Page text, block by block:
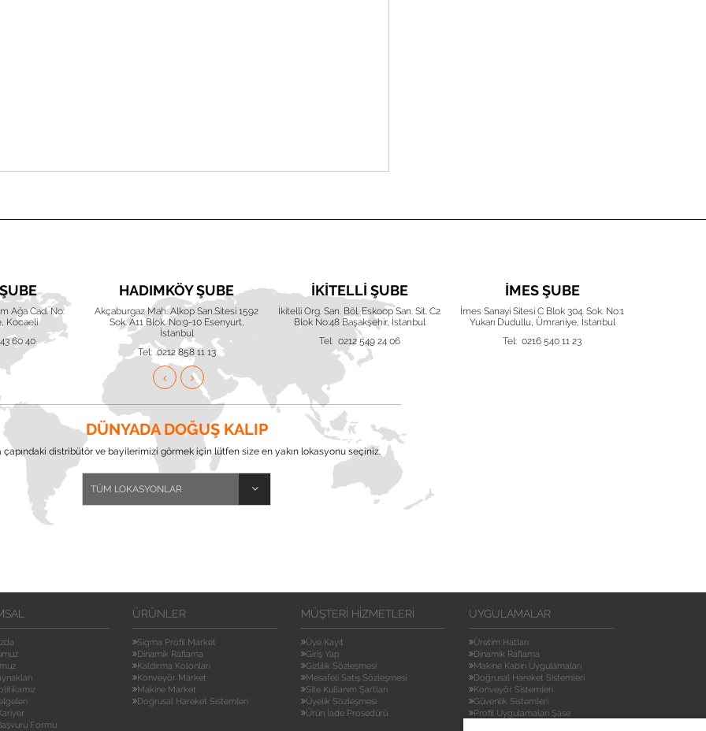
Ağa Cad. No:
Kocaeli
60 40
HADIMKÖY ŞUBE
Akçaburgaz Mah. Alkop San.Sitesi 1592
Sok. A11 Blok. No:9-10 Esenyurt,
İstanbul
Tel: 0212 858 11 13
İKITELLI ŞUBE
İkitelli Org. San. Böl. Eskoop San. Sit. C2
Blok No:48 Başakşehir, İstanbul
Tel: 0212 549 24 06
İMES ŞUBE
İmes Sanayi Sitesi C Blok 304. Sok. No:1
Yukarı Dudullu, Ümraniye, İstanbul
Tel: 0216 540 11 23
DÜNYADA DOĞUŞ KALIP
çapındaki distribütör ve bayilerimizi görmek için lütfen size en yakın lokasyonu seçiniz.
Formu
ÜRÜNLER
Sigma Profil Market
Dinamik Raflama
Kaldırma Kolonları
Konveyör Market
Makine Market
Doğrusal Hareket Sistemleri
MÜŞTERI HIZMETLERI
Üye Kayıt
Giriş Yap
Gizlilik Sözleşmesi
Mesafeli Satış Sözleşmesi
Site Kullanım Şartları
Üyelik Sözleşmesi
Ürün İade Prosedürü
UYGULAMALAR
Üretim Hatları
Dinamik Raflama
Makine Kabin Uygulamaları
Doğrusal Hareket Sistemleri
Konveyör Sistemleri
Güvenlik Sistemleri
Profil Uygulamaları Şase